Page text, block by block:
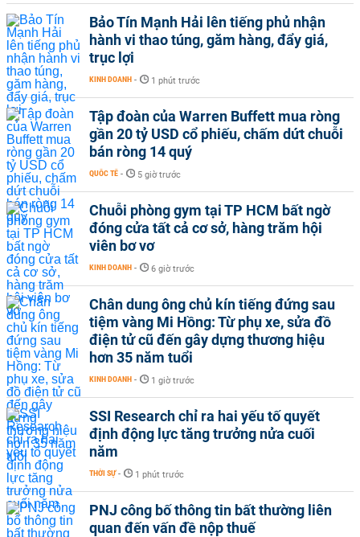
Bảo Tín Mạnh Hải lên tiếng phủ nhận
hành vi thao túng, găm hàng, đẩy giá,
trục lợi
KINH DOANH - 1 phút trước
Tập đoàn của Warren Buffett mua ròng
gần 20 tỷ USD cổ phiếu, chấm dứt chuỗi
bán ròng 14 quý
QUỐC TẾ - 5 giờ trước
Chuỗi phòng gym tại TP HCM bất ngờ
đóng cửa tất cả cơ sở, hàng trăm hội
viên bơ vơ
KINH DOANH - 6 giờ trước
Chân dung ông chủ kín tiếng đứng sau
tiệm vàng Mi Hồng: Từ phụ xe, sửa đồ
điện tử cũ đến gây dựng thương hiệu
hơn 35 năm tuổi
KINH DOANH - 1 giờ trước
SSI Research chỉ ra hai yếu tố quyết
định động lực tăng trưởng nửa cuối
năm
THỜI SỰ - 1 phút trước
PNJ công bố thông tin bất thường liên
quan đến vấn đề nộp thuế